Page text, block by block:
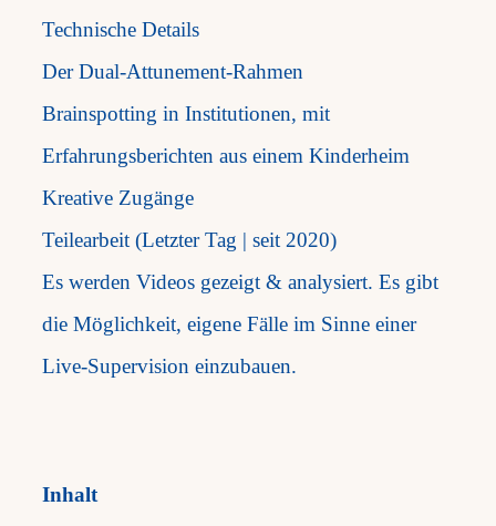
Technische Details
Der Dual-Attunement-Rahmen
Brainspotting in Institutionen, mit
Erfahrungsberichten aus einem Kinderheim
Kreative Zugänge
Teilearbeit (Letzter Tag | seit 2020)
Es werden Videos gezeigt & analysiert. Es gibt
die Möglichkeit, eigene Fälle im Sinne einer
Live-Supervision einzubauen.
Inhalt